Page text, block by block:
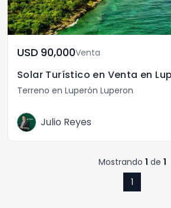
USD	90,000Venta
Terreno en Luperón Luperon
Julio Reyes
Mostrando 1 de 1
1